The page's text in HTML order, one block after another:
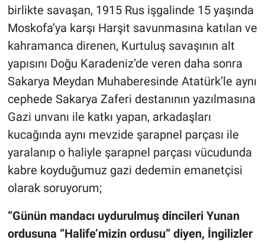
birlikte savaşan, 1915 Rus işgalinde 15 yaşında
Moskofa’ya karşı Harşit savunmasına katılan ve
kahramanca direnen, Kurtuluş savaşının alt
yapısını Doğu Karadeniz’de veren daha sonra
Sakarya Meydan Muhaberesinde Atatürk’le aynı
cephede Sakarya Zaferi destanının yazılmasına
Gazi unvanı ile katkı yapan, arkadaşları
kucağında aynı mevzide şarapnel parçası ile
yaralanıp o haliyle şarapnel parçası vücudunda
kabre koyduğumuz gazi dedemin emanetçisi
olarak soruyorum;
“Günün mandacı uydurulmuş dincileri Yunan
ordusuna “Halife’mizin ordusu” diyen, İngilizler